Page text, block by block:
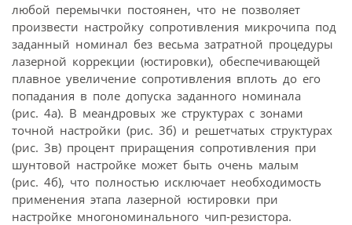
любой перемычки постоянен, что не позволяет
произвести настройку сопротивления микрочипа под
заданный номинал без весьма затратной процедуры
лазерной коррекции (юстировки), обеспечивающей
плавное увеличение сопротивления вплоть до его
попадания в поле допуска заданного номинала
(рис. 4а). В меандровых же структурах с зонами
точной настройки (рис. 3б) и решетчатых структурах
(рис. 3в) процент приращения сопротивления при
шунтовой настройке может быть очень малым
(рис. 4б), что полностью исключает необходимость
применения этапа лазерной юстировки при
настройке многономинального чип-резистора.